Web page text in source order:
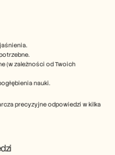
(w zależności od Twoich
nauki.
precyzyjne odpowiedzi w kilka